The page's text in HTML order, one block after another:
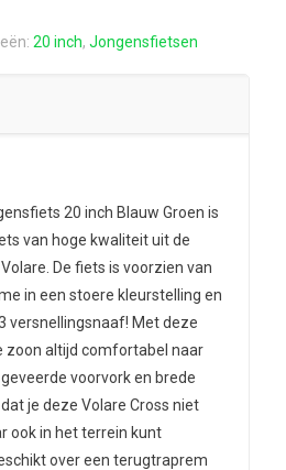
20 inch, Jongensfietsen
20 inch Blauw Groen is
van hoge kwaliteit uit de
De fiets is voorzien van
in een stoere kleurstelling en
versnellingsnaaf! Met deze
zoon altijd comfortabel naar
voorvork en brede
je deze Volare Cross niet
ook in het terrein kunt
over een terugtraprem